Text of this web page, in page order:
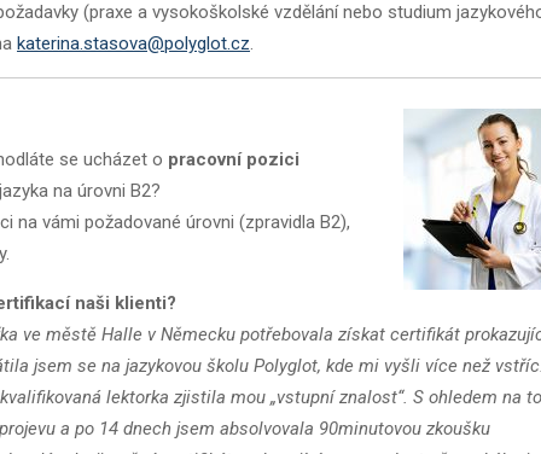
(praxe a vysokoškolské vzdělání nebo studium
katerina.stasova@polyglot.cz.
se ucházet o pracovní pozici
na úrovni B2?
na vámi požadované úrovni (zpravidla B2),
naši klienti?
ve městě Halle v Německu potřebovala získat certifikát
jsem se na jazykovou školu Polyglot, kde mi vyšli více než
lektorka zjistila mou „vstupní znalost“. S ohledem na to
a po 14 dnech jsem absolvovala 90minutovou zkoušku